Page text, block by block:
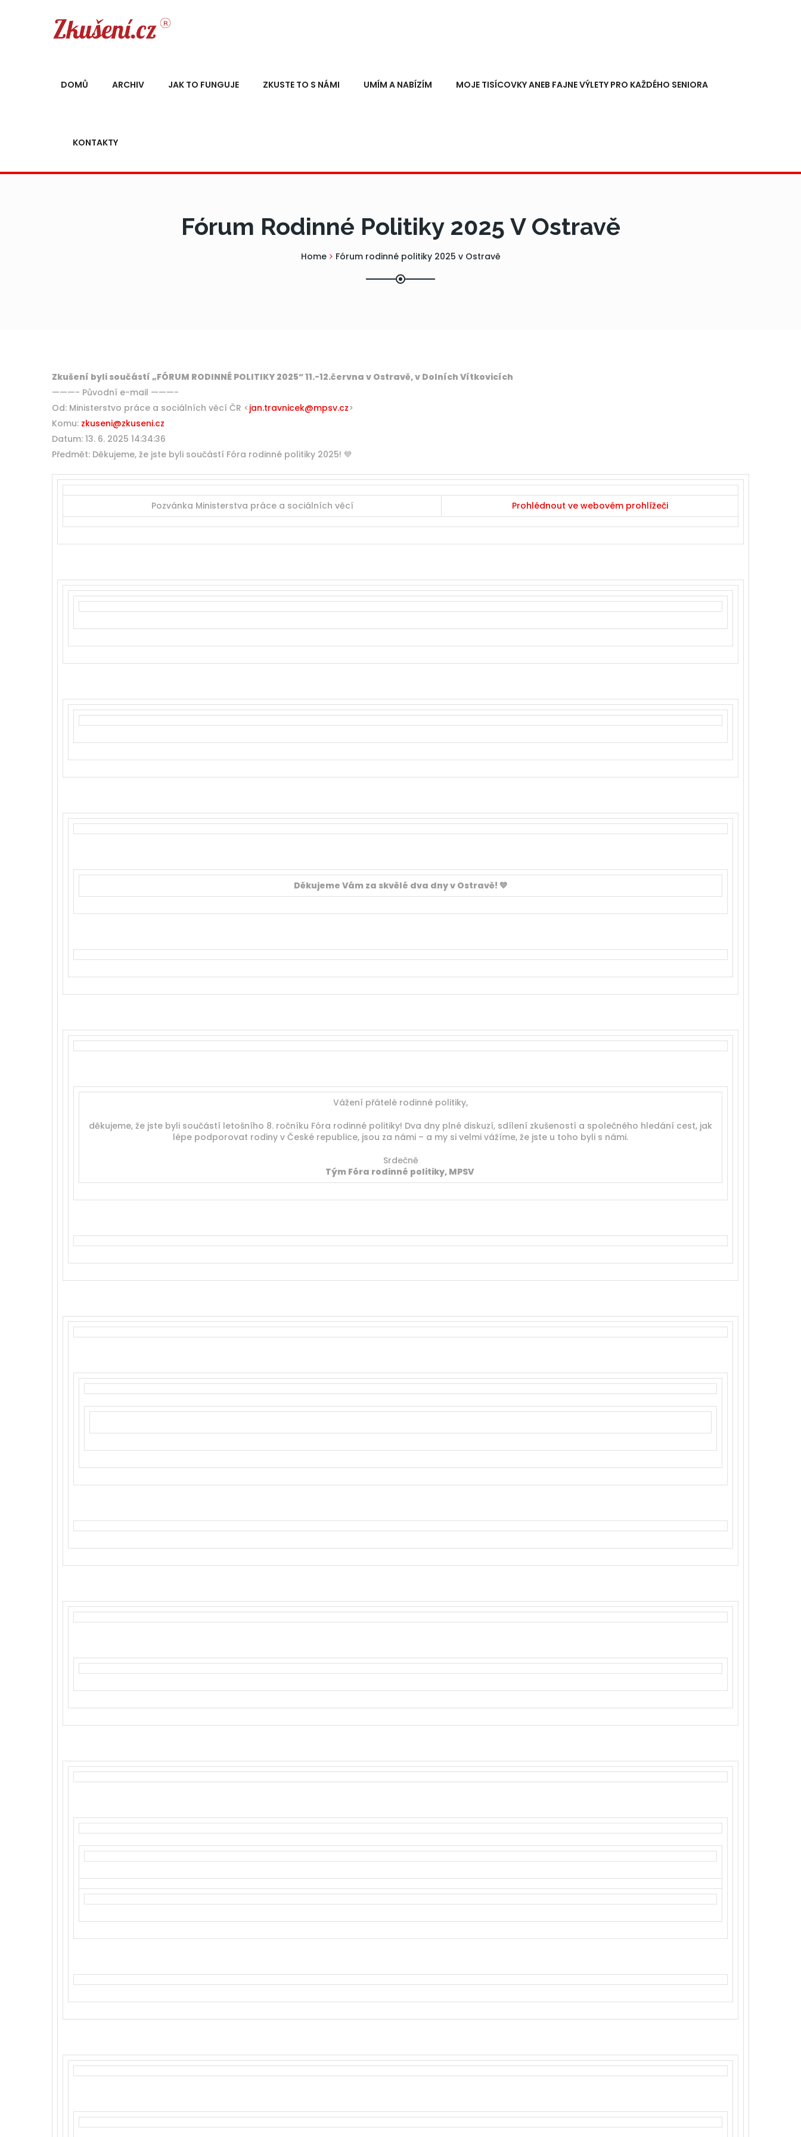
DOMŮ ARCHIV JAK TO FUNGUJE ZKUSTE TO S NÁMI UMÍM A NABÍZÍM MOJE TISÍCOVKY ANEB FAJNE VÝLETY PRO KAŽDÉHO SENIORA
KONTAKTY
Fórum Rodinné Politiky 2025 V Ostravě
Home Fórum rodinné politiky 2025 v Ostravě
Zkušení byli součástí „FÓRUM RODINNÉ POLITIKY 2025“ 11.-12.června v Ostravě, v Dolních Vítkovicích
———- Původní e-mail ———-
Od: Ministerstvo práce a sociálních věcí ČR < jan.travnicek@mpsv.cz>
Komu: zkuseni@zkuseni.cz
Datum: 13. 6. 2025 14:34:36
Předmět: Děkujeme, že jste byli součástí Fóra rodinné politiky 2025! 💙
Pozvánka Ministerstva práce a sociálních věcí Prohlédnout ve webovém prohlížeči
Děkujeme Vám za skvělé dva dny v Ostravě! 💙
Vážení přátelé rodinné politiky,
děkujeme, že jste byli součástí letošního 8. ročníku Fóra rodinné politiky! Dva dny plné diskuzí, sdílení zkušeností a společného hledání cest, jak
lépe podporovat rodiny v České republice, jsou za námi – a my si velmi vážíme, že jste u toho byli s námi.
Srdečně
Tým Fóra rodinné politiky, MPSV